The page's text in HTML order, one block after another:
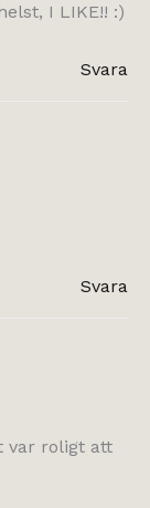
I LIKE!! :)
Svara
Svara
var roligt att